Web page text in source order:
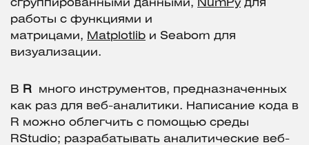
сгруппированными данными, NumPyдля
работы с функциями и
матрицами, Matplotlib и Seaborn для
визуализации.
В R
много инструментов, предназначенных
как раз для веб-аналитики. Написание кода в
R можно облегчить с помощью среды
RStudio; разрабатывать аналитические веб-